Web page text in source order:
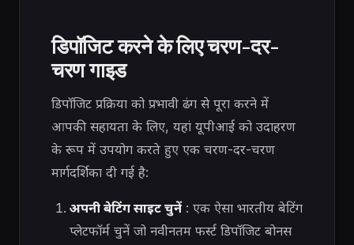
डिपॉजिट करने के लिए चरण-दर-
चरण गाइड
डिपॉजिट प्रक्रिया को प्रभावी ढंग से पूरा करने में
आपकी सहायता के लिए, यहां यूपीआई को उदाहरण
के रूप में उपयोग करते हुए एक चरण-दर-चरण
मार्गदर्शिका दी गई है:
अपनी बेटिंग साइट चुनें: एक ऐसा भारतीय बेटिंग
प्लेटफॉर्म चुनें जो नवीनतम फर्स्ट डिपॉजिट बोनस